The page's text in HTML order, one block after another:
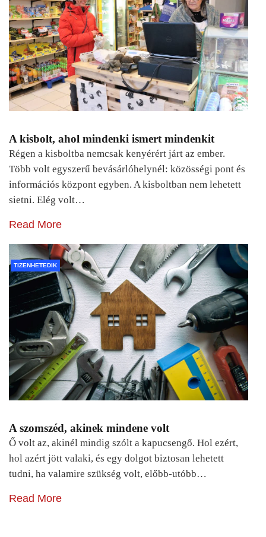
A kisbolt, ahol mindenki ismert mindenkit
Régen a kisboltba nemcsak kenyérért járt az ember.
Több volt egyszerű bevásárlóhelynél: közösségi pont és
információs központ egyben. A kisboltban nem lehetett
sietni. Elég volt…
Read More
TIZENHETEDIK
A szomszéd, akinek mindene volt
Ő volt az, akinél mindig szólt a kapucsengő. Hol ezért,
hol azért jött valaki, és egy dolgot biztosan lehetett
tudni, ha valamire szükség volt, előbb-utóbb…
Read More